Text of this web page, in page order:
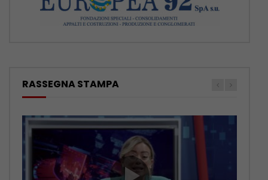
RASSEGNA STAMPA